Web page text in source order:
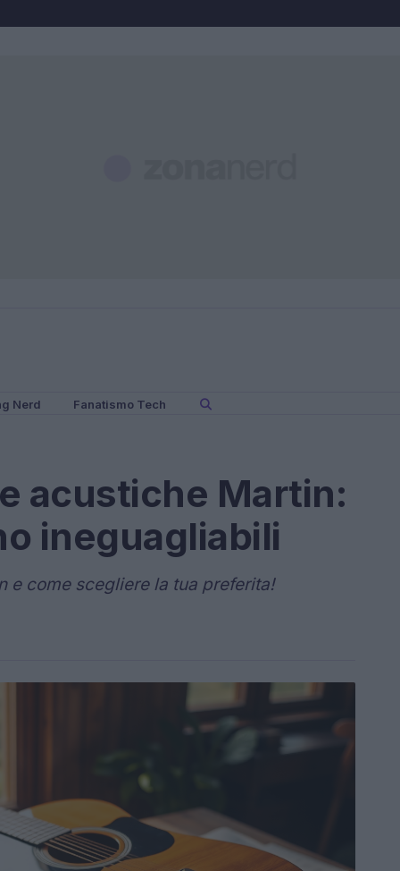
Nerd Fanatismo Tech
acustiche Martin:
ineguagliabili
e come scegliere la tua preferita!